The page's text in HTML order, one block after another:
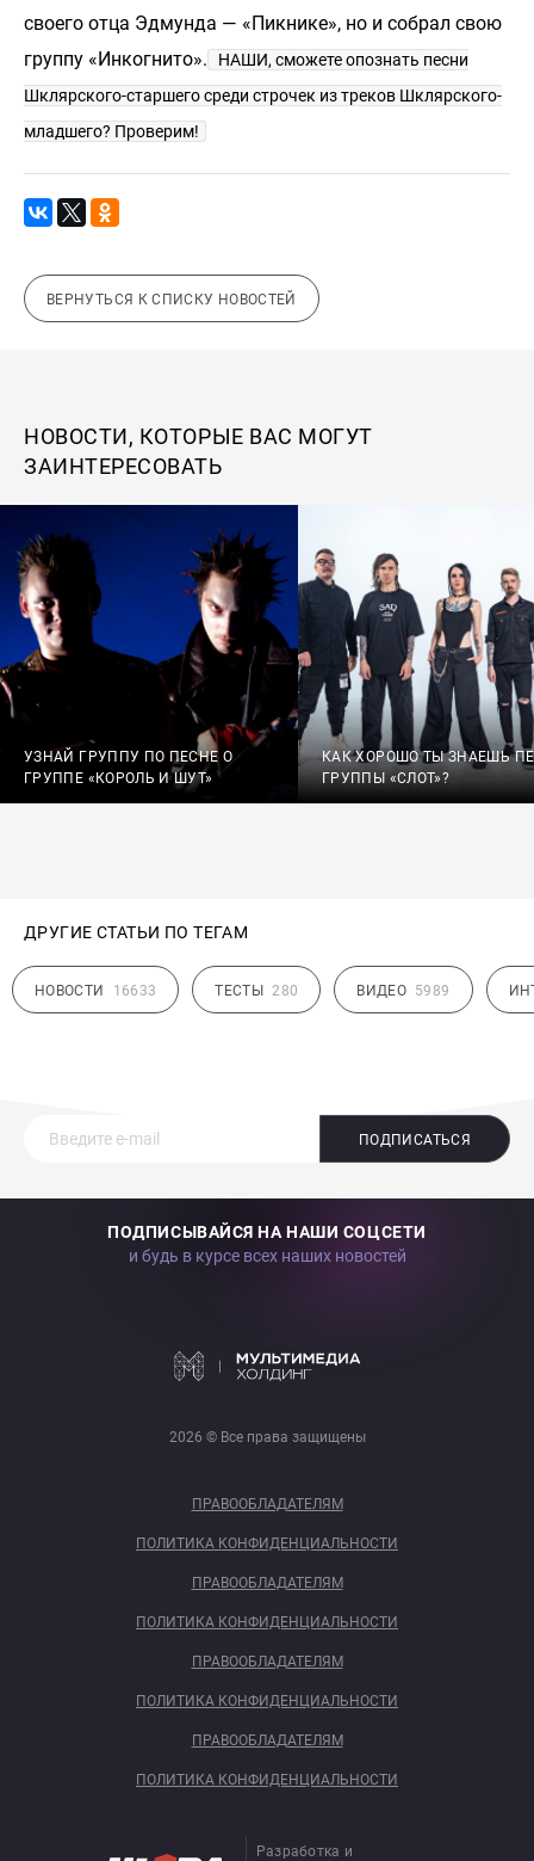
своего отца Эдмунда — «Пикнике», но и собрал свою
группу «Инкогнито».
НАШИ, сможете опознать песни
Шклярского-старшего среди строчек из треков Шклярского-
младшего? Проверим!
ВЕРНУТЬСЯ К СПИСКУ НОВОСТЕЙ
НОВОСТИ, КОТОРЫЕ ВАС МОГУТ
ЗАИНТЕРЕСОВАТЬ
УЗНАЙ ГРУППУ ПО ПЕСНЕ О
ГРУППЕ «КОРОЛЬ И ШУТ»
КАК ХОРОШО ТЫ ЗНАЕШЬ
ГРУППЫ «СЛОТ»?
ДРУГИЕ СТАТЬИ ПО ТЕГАМ
НОВОСТИ 16633 ТЕСТЫ 280 ВИДЕО 5989
ПОДПИСАТЬСЯ
ПОДПИСЫВАЙСЯ НА НАШИ СОЦСЕТИ
и будь в курсе всех наших новостей
2026 © Все права защищены
ПРАВООБЛАДАТЕЛЯМ
ПОЛИТИКА КОНФИДЕНЦИАЛЬНОСТИ
ПРАВООБЛАДАТЕЛЯМ
ПОЛИТИКА КОНФИДЕНЦИАЛЬНОСТИ
ПРАВООБЛАДАТЕЛЯМ
ПОЛИТИКА КОНФИДЕНЦИАЛЬНОСТИ
ПРАВООБЛАДАТЕЛЯМ
ПОЛИТИКА КОНФИДЕНЦИАЛЬНОСТИ
Разработка и